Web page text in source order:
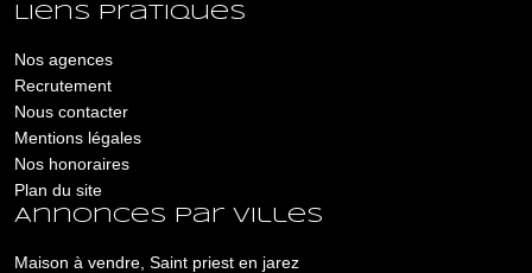
Liens pratiques
Nos agences
Recrutement
Nous contacter
Mentions légales
Nos honoraires
Plan du site
Annonces par villes
Maison à vendre, Saint priest en jarez